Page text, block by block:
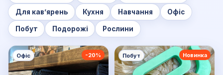
Для кавʼярень Кухня Навчання Офіс
Побут Подорожі Рослини
-20%
Офіс Новинка
Побут